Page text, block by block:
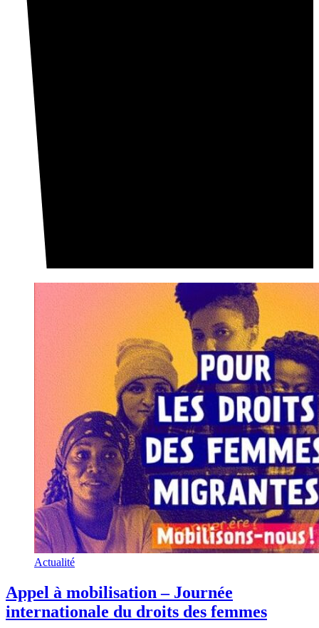
Actualité
Appel à mobilisation – Journée
internationale du droits des femmes